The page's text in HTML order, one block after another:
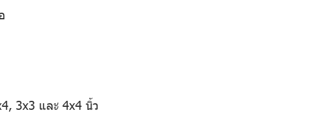
3x3 และ 4x4 นิ้ว